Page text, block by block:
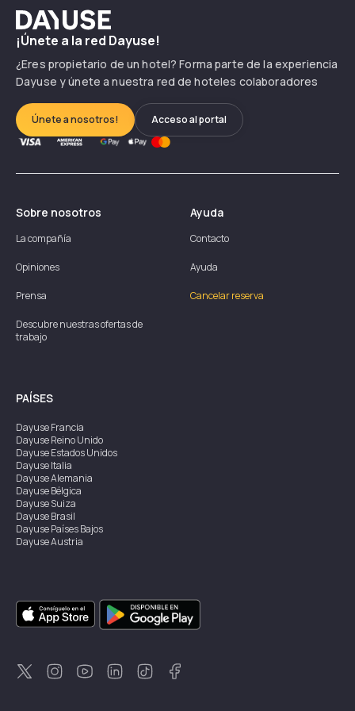
Dayuse
¡Únete a la red Dayuse!
¿Eres propietario de un hotel? Forma parte de la experiencia
Dayuse y únete a nuestra red de hoteles colaboradores
Únete a nosotros! Acceso al portal
Sobre nosotros
La compañía
Opiniones
Prensa
Descubre nuestras ofertas de
trabajo
Ayuda
Contacto
Ayuda
Cancelar reserva
PAÍSES
DayuseFrancia
DayuseReino Unido
DayuseEstados Unidos
DayuseItalia
DayuseAlemania
DayuseBélgica
DayuseSuiza
DayuseBrasil
DayusePaíses Bajos
DayuseAustria
DayuseSingapur
DayuseSuecia
DayuseTailandia
DayuseNueva Zelanda
DayuseTurquía